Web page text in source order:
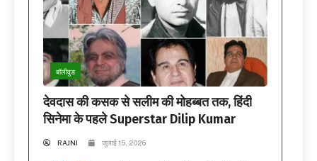
बॉलीवुड
देवदास की कसक से सलीम की मोहब्बत तक, हिंदी
सिनेमा के पहले Superstar Dilip Kumar
RAJNI जुलाई 15, 2026